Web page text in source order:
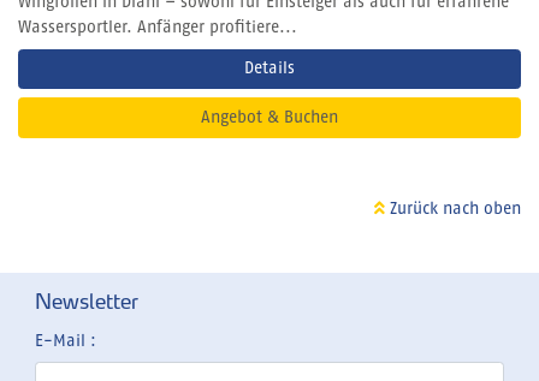
Wassersportler. Anfänger profitiere...
Details
Angebot & Buchen
Zurück nach oben
Newsletter
E-Mail :